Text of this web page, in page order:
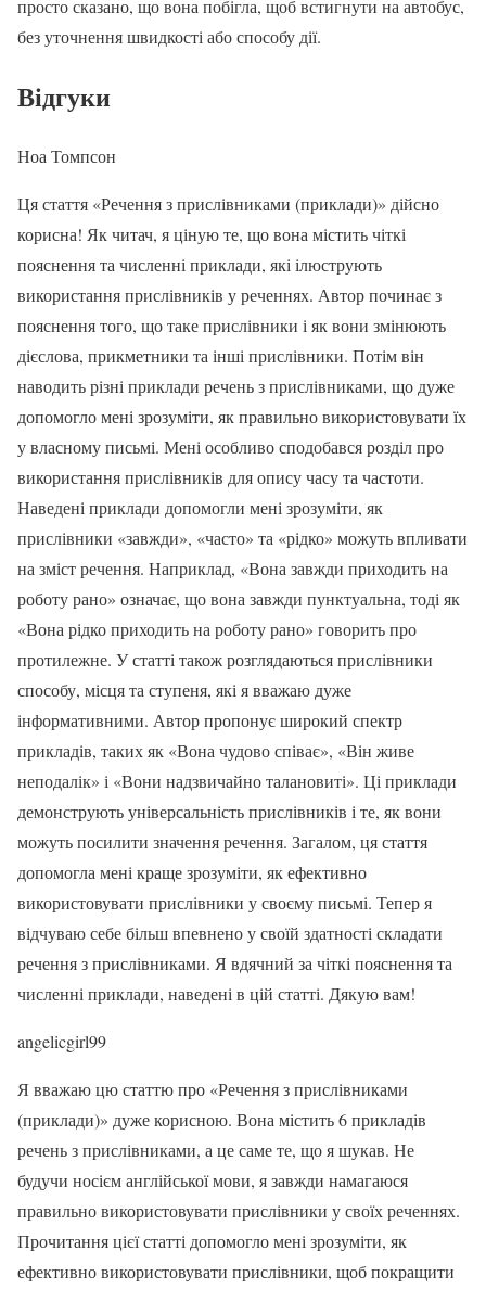
просто сказано, що вона побігла, щоб встигнути на автобус,
без уточнення швидкості або способу дії.
Відгуки
Ноа Томпсон
Ця стаття «Речення з прислівниками (приклади)» дійсно
корисна! Як читач, я ціную те, що вона містить чіткі
пояснення та численні приклади, які ілюструють
використання прислівників у реченнях. Автор починає з
пояснення того, що таке прислівники і як вони змінюють
дієслова, прикметники та інші прислівники. Потім він
наводить різні приклади речень з прислівниками, що дуже
допомогло мені зрозуміти, як правильно використовувати їх
у власному письмі. Мені особливо сподобався розділ про
використання прислівників для опису часу та частоти.
Наведені приклади допомогли мені зрозуміти, як
прислівники «завжди», «часто» та «рідко» можуть впливати
на зміст речення. Наприклад, «Вона завжди приходить на
роботу рано» означає, що вона завжди пунктуальна, тоді як
«Вона рідко приходить на роботу рано» говорить про
протилежне. У статті також розглядаються прислівники
способу, місця та ступеня, які я вважаю дуже
інформативними. Автор пропонує широкий спектр
прикладів, таких як «Вона чудово співає», «Він живе
неподалік» і «Вони надзвичайно талановиті». Ці приклади
демонструють універсальність прислівників і те, як вони
можуть посилити значення речення. Загалом, ця стаття
допомогла мені краще зрозуміти, як ефективно
використовувати прислівники у своєму письмі. Тепер я
відчуваю себе більш впевнено у своїй здатності складати
речення з прислівниками. Я вдячний за чіткі пояснення та
численні приклади, наведені в цій статті. Дякую вам!
angelicgirl99
Я вважаю цю статтю про «Речення з прислівниками
(приклади)» дуже корисною. Вона містить 6 прикладів
речень з прислівниками, а це саме те, що я шукав. Не
будучи носієм англійської мови, я завжди намагаюся
правильно використовувати прислівники у своїх реченнях.
Прочитання цієї статті допомогло мені зрозуміти, як
ефективно використовувати прислівники, щоб покращити